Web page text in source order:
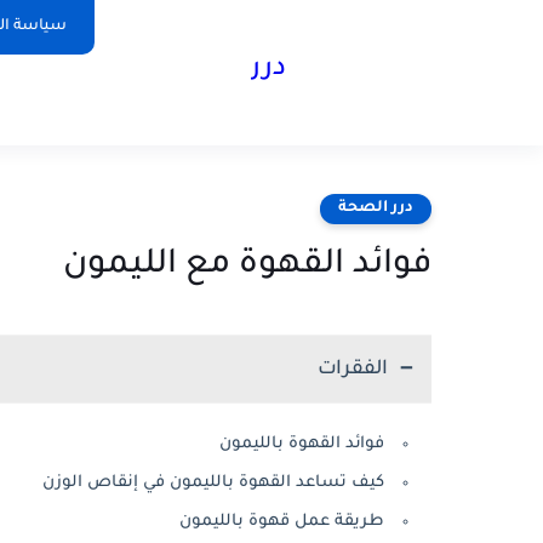
سياسة
درر
درر الصحة
فوائد القهوة مع الليمون
الفقرات
فوائد القهوة بالليمون
كيف تساعد القهوة بالليمون في إنقاص الوزن
طريقة عمل قهوة بالليمون